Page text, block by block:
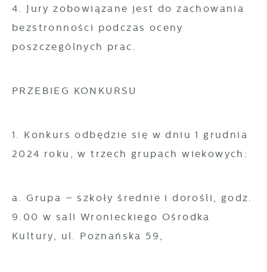
4. Jury zobowiązane jest do zachowania
bezstronności podczas oceny
poszczególnych prac.
PRZEBIEG KONKURSU
1. Konkurs odbędzie się w dniu 1 grudnia
2024 roku, w trzech grupach wiekowych:
a. Grupa – szkoły średnie i dorośli, godz.
9.00 w sali Wronieckiego Ośrodka
Kultury, ul. Poznańska 59,